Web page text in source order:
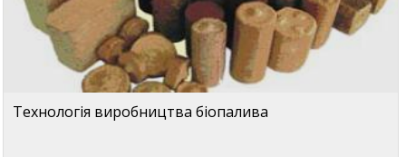
Технологія виробництва біопалива